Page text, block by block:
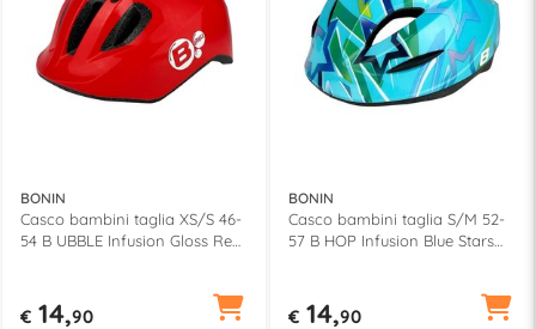
BONIN
Casco bambini taglia XS/S 46-
54 B UBBLE Infusion Gloss Red
€ 14,90
BONIN
Casco bambini taglia S/M 52-
57 B HOP Infusion Blue Stars
€ 14,90